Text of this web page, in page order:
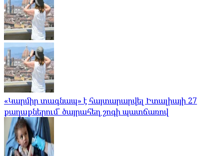
«Կարմիր տագնապ» է հայտարարվել Իտալիայի 27
քաղաքներում՝ ծայրահեղ շոգի պատճառով